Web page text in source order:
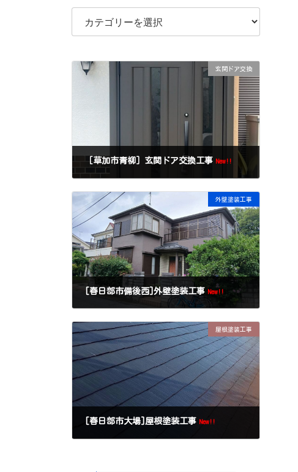
カ
リ
玄関ドア交換
［草加市青柳］玄関ドア交換工事 New!!
外壁塗装工事
[春日部市備後西]外壁塗装工事 New!!
屋根塗装工事
[春日部市大場]屋根塗装工事 New!!